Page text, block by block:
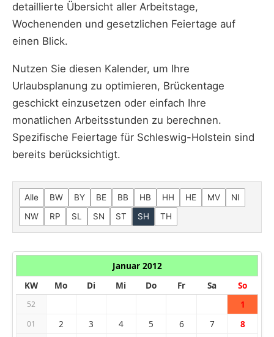
detaillierte Übersicht aller Arbeitstage,
Wochenenden und gesetzlichen Feiertage auf
einen Blick.
Nutzen Sie diesen Kalender, um Ihre
Urlaubsplanung zu optimieren, Brückentage
geschickt einzusetzen oder einfach Ihre
monatlichen Arbeitsstunden zu berechnen.
Spezifische Feiertage für Schleswig-Holstein sind
bereits berücksichtigt.
Alle BW BY BE BB HB HH HE MV
NI
NW
RP SL SN ST SH TH
Januar 2012
KW
Mo Di Mi Do Fr Sa So
52 1
01 2 3 4 5 6 7 8